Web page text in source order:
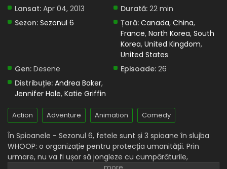
Spioanele – Sezonul 6 Episodul 7 – Spărgătorul
de nunți
Eps 7 - Spărgătorul de nunți - 11 April, 2025
Spioanele – Sezonul 6 Episodul 6 – Să luăm
taurul de coarne
Eps 6 - Să luăm taurul de coarne - 11 April, 2025
frumusețe
Eps 5 - Probleme de frumusețe - 11 April, 2025
Spioanele – Sezonul 6 Episodul 4 – Super Mega
Dance Party Yo
Lansat: Apr 04, 2013 Durată: 22 min
Sezon: Sezonul 6 Țară: Canada, China,
France, North Korea, South
Korea, United Kingdom,
United States
Gen: Desene Episoade: 26
Distribuție: Andrea Baker,
Jennifer Hale, Katie Griffin
Action Adventure Animation Comedy
În Spioanele - Sezonul 6, fetele sunt și 3 spioane în slujba
WHOOP: o organizație pentru protecția umanității. Prin
urmare, nu va fi ușor să jongleze cu cumpărăturile,